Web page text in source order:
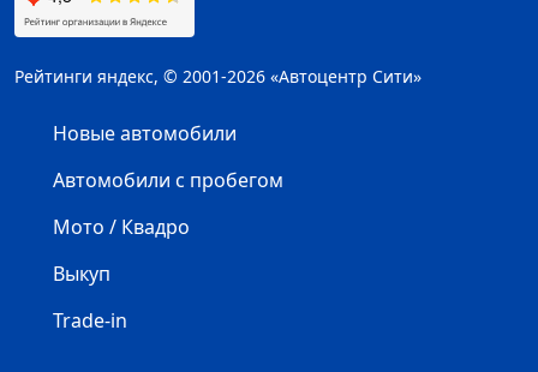
Рейтинги яндекс, © 2001-2026 «Автоцентр Сити»
Новые автомобили
Автомобили с пробегом
Мото / Квадро
Выкуп
Trade-in